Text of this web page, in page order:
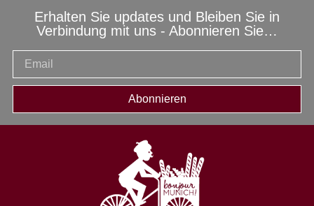
Erhalten Sie updates und Bleiben Sie in
Verbindung mit uns - Abonnieren Sie…
Abonnieren